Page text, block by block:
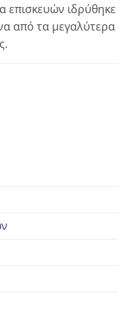
επισκευών ιδρύθηκε
από τα μεγαλύτερα